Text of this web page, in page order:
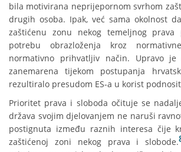
bila motivirana neprijepornom svrhom
drugih osoba. Ipak, već sama okolnost
zaštićenu zonu nekog temeljnog prava
potrebu obrazloženja kroz
normativno prihvatljiv način. Upravo
zanemarena tijekom postupanja
rezultiralo presudom ES-a u korist
Prioritet prava i sloboda očituje se
država svojim djelovanjem ne naruši
postignuta između raznih interesa čije
zaštićenoj zoni nekog prava i slobode.